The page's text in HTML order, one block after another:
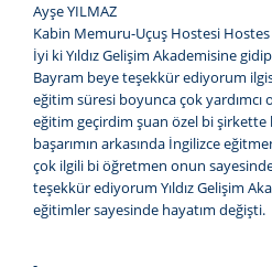
Ayşe YILMAZ
Kabin Memuru-Uçuş Hostesi Hostes
İyi ki Yıldız Gelişim Akademisine
Bayram beye teşekkür ediyorum
eğitim süresi boyunca çok
eğitim geçirdim şuan özel bi
başarımın arkasında İngilizce
çok ilgili bi öğretmen onun
teşekkür ediyorum Yıldız Gelişim
eğitimler sayesinde hayatım değişti.
-